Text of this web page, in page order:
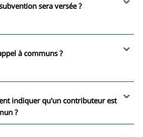
sera versée ?
à communs ?
indiquer qu'un contributeur est
?